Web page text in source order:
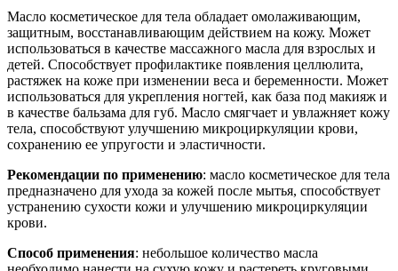
Масло косметическое для тела обладает омолаживающим,
защитным, восстанавливающим действием на кожу. Может
использоваться в качестве массажного масла для взрослых и
детей. Способствует профилактике появления целлюлита,
растяжек на коже при изменении веса и беременности. Может
использоваться для укрепления ногтей, как база под макияж и
в качестве бальзама для губ. Масло смягчает и увлажняет кожу
тела, способствуют улучшению микроциркуляции крови,
сохранению ее упругости и эластичности.
Рекомендации по применению: масло косметическое для тела
предназначено для ухода за кожей после мытья, способствует
устранению сухости кожи и улучшению микроциркуляции
крови.
Способ применения: небольшое количество масла